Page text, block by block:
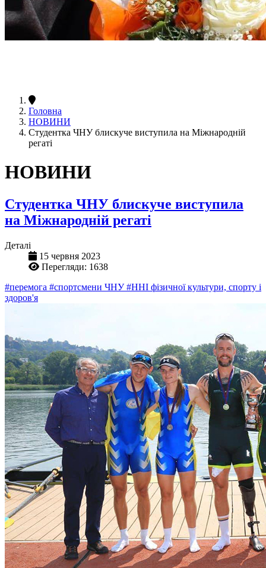
Головна
НОВИНИ
Студентка ЧНУ блискуче виступила на Міжнародній
регаті
НОВИНИ
Студентка ЧНУ блискуче виступила
на Міжнародній регаті
Деталі
15 червня 2023
Перегляди: 1638
#перемога #спортсмени ЧНУ#ННІ фізичної культури, спорту і
здоров'я